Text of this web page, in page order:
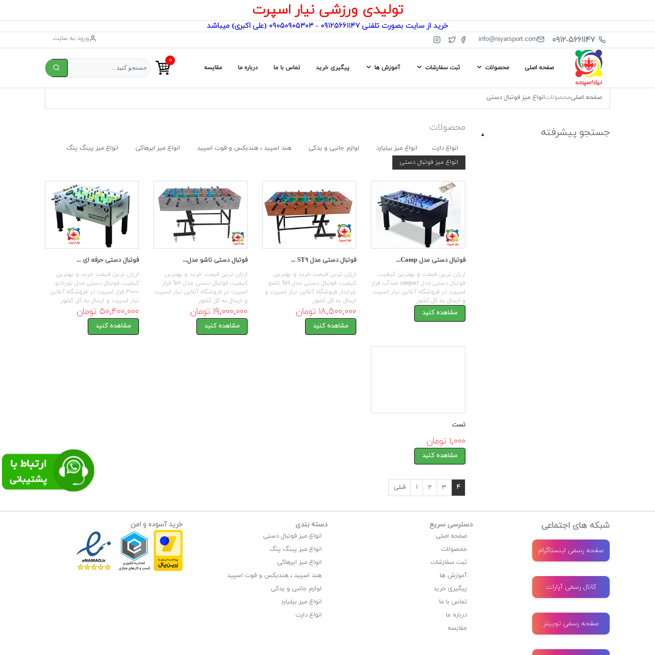
تولیدی ورزشی نیار اسپرت
خرید از سایت بصورت تلفنی ۰۹۱۲۵۶۶۱۱۴۷ - ۰۹۰۵۰۹۰۵۳۰۳ (علی اکبری) میباشد
۰۹۱۲-۵۶۶۱۱۴۷ info@niyarsport.com ورود به سایت
صفحه اصلی محصولات ثبت سفارشات آموزش ها پیگیری خرید تماس با ما درباره ما مقایسه
۰
صفحه اصلیمحصولاتانواع میز فوتبال دستی
جستجو پیشرفته ▲
محصولات
انواع دارت انواع میز بیلیارد لوازم جانبی و یدکی هند اسپید ، هندیکس و فوت اسپید انواع میز ایرهاکی
انواع میز پینگ پنگ
انواع میز فوتبال دستی
فوتبال دستی مدل Camp...
ارزان ترین قیمت و بهترین کیفیت
فوتبال دستی مدل campact ضدآب فراز
اسپرت در فروشگاه آنلاین نیار اسپرت
و ارسال به کل کشور
مشاهده کنید
فوتبال دستی مدل ST۹ ...
ارزان ترین قیمت خرید و بهترین
کیفیت فوتبال دستی مدل St۹ تاشو
چرخدار فروشگاه آنلاین نیار اسپرت و
ارسال به کل کشور
۱۸,۵۰۰,۰۰۰ تومان
مشاهده کنید
فوتبال دستی تاشو مدل...
ارزان ترین قیمت خرید و بهترین
کیفیت فوتبال دستی مدل St۸ فراز
اسپرت در فروشگاه آنلاین نیار اسپرت
و ارسال به کل کشور
۱۹,۰۰۰,۰۰۰ تومان
مشاهده کنید
فوتبال دستی حرفه ای ...
ارزان ترین قیمت خرید و بهترین
کیفیت فوتبال دستی مدل تورنادو
۳۰۰۰ فراز اسپرت در فروشگاه آنلاین
نیار اسپرت و ارسال به کل کشور
۵۰,۴۰۰,۰۰۰ تومان
مشاهده کنید
تست
۱,۰۰۰ تومان
مشاهده کنید
قبلی ۱ ۲ ۳ ۴
شبکه های اجتماعی
صفحه رسمی اینستاگرام
کانال رسمی آپارات
صفحه رسمی توییتر
دسترسی سریع
صفحه اصلی
محصولات
ثبت سفارشات
آموزش ها
پیگیری خرید
تماس با ما
درباره ما
مقایسه
دسته بندی
انواع میز فوتبال دستی
انواع میز پینگ پنگ
انواع میز ایرهاکی
هند اسپید ، هندیکس و فوت اسپید
لوازم جانبی و یدکی
انواع میز بیلیارد
انواع دارت
خرید آسوده و امن